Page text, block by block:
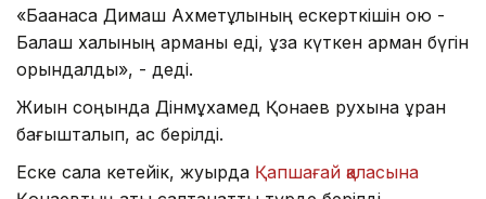
«Бақанасқа Димаш Ахметұлының ескерткішін қою -
Балқаш халқының арманы еді, ұзақ күткен арман бүгін
орындалды», - деді.
Жиын соңында Дінмұхамед Қонаев рухына құран
бағышталып, ас берілді.
Еске сала кетейік, жуырда Қапшағай қаласына